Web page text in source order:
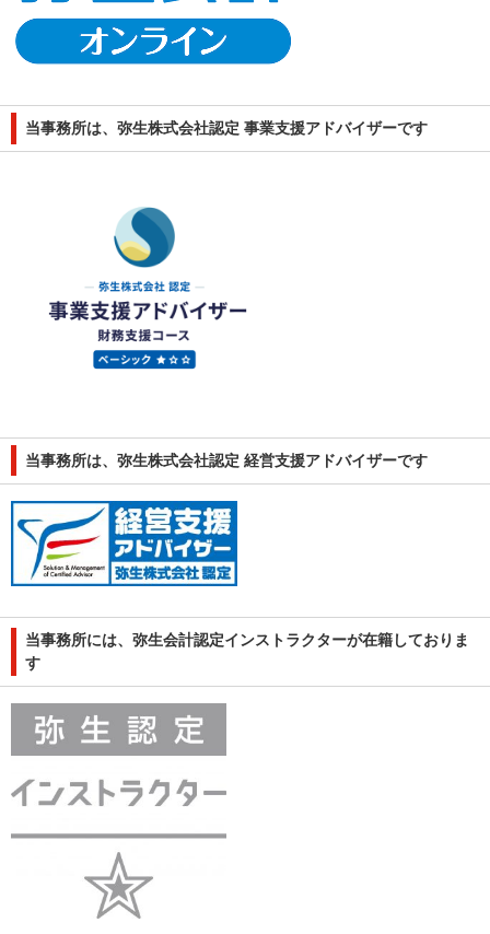
当事務所は、弥生株式会社認定 事業支援アドバイザーです
当事務所は、弥生株式会社認定 経営支援アドバイザーです
当事務所には、弥生会計認定インストラクターが在籍しておりま
す